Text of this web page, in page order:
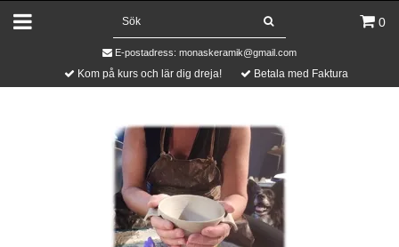
0
E-postadress: monaskeramik@gmail.com
Kom på kurs och lär dig dreja! Betala med Faktura